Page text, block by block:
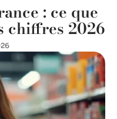
: ce que
chiffres 2026